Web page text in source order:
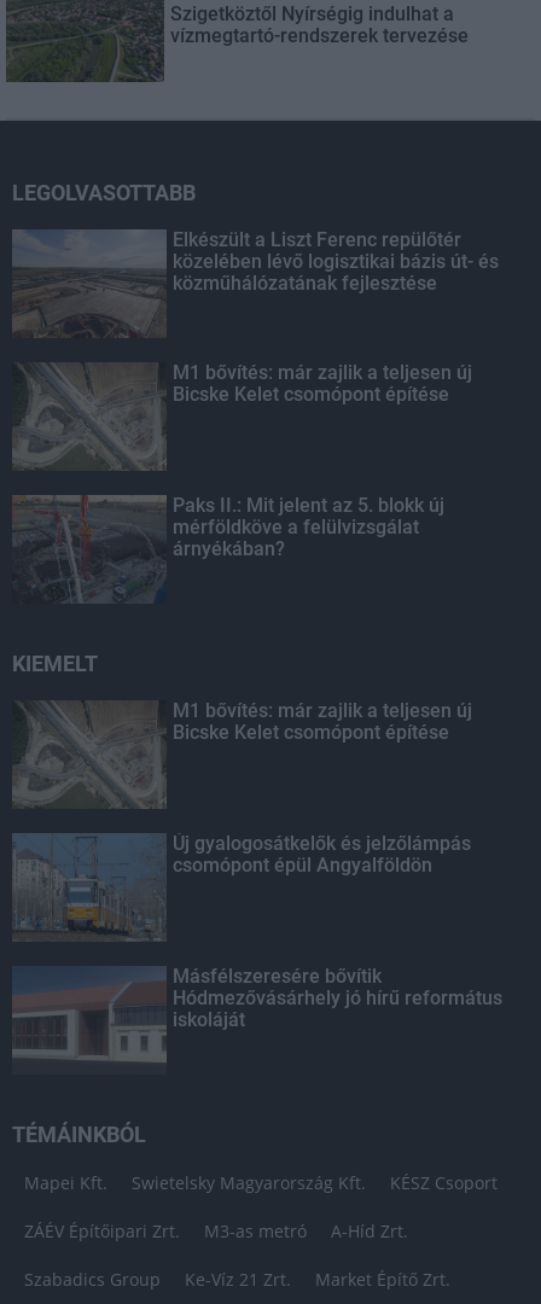
Szigetköztől Nyírségig indulhat a
vízmegtartó-rendszerek tervezése
LEGOLVASOTTABB
Elkészült a Liszt Ferenc repülőtér
közelében lévő logisztikai bázis út- és
közműhálózatának fejlesztése
M1 bővítés: már zajlik a teljesen új
Bicske Kelet csomópont építése
Paks II.: Mit jelent az 5. blokk új
mérföldköve a felülvizsgálat
árnyékában?
KIEMELT
M1 bővítés: már zajlik a teljesen új
Bicske Kelet csomópont építése
Új gyalogosátkelők és jelzőlámpás
csomópont épül Angyalföldön
Másfélszeresére bővítik
Hódmezővásárhely jó hírű református
iskoláját
TÉMÁINKBÓL
Mapei Kft. Swietelsky Magyarország Kft. KÉSZ Csoport
ZÁÉV Építőipari Zrt. M3-as metró A-Híd Zrt.
Szabadics Group Ke-Víz 21 Zrt. Market Építő Zrt.